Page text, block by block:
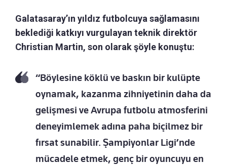
Galatasaray’ın yıldız futbolcuya sağlamasını
beklediği katkıyı vurgulayan teknik direktör
Christian Martin, son olarak şöyle konuştu:
“Böylesine köklü ve baskın bir kulüpte
oynamak, kazanma zihniyetinin daha da
gelişmesi ve Avrupa futbolu atmosferini
deneyimlemek adına paha biçilmez bir
fırsat sunabilir. Şampiyonlar Ligi’nde
mücadele etmek, genç bir oyuncuyu en